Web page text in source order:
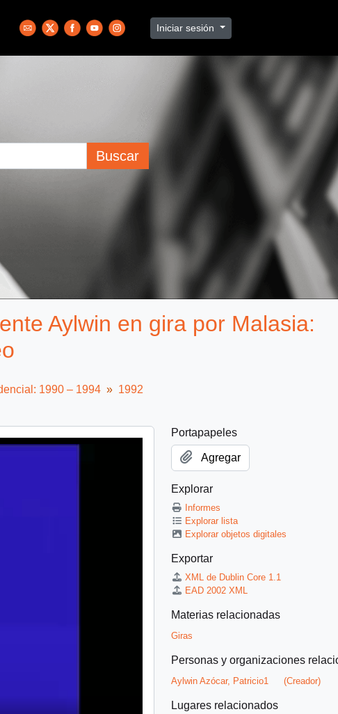
Iniciar sesión
Buscar
Aylwin en gira por Malasia:
1990 – 1994
1992
Portapapeles
Agregar
Explorar
Informes
Explorar lista
Explorar objetos digitales
Exportar
XML de Dublin Core 1.1
EAD 2002 XML
Materias relacionadas
Giras
Personas y organizaciones
Aylwin Azócar, Patricio1 (Creador)
Lugares relacionados